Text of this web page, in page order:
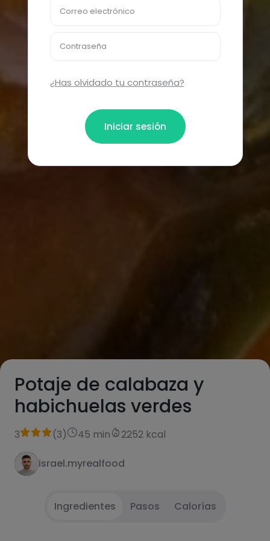
Potaje de calabaza y
habichuelas verdes
3 (3) 45 min 2252 kcal
israel.myrealfood
Ingredientes Pasos Calorías
Correo electrónico
Contraseña
¿Has olvidado tu contraseña?
Iniciar sesión